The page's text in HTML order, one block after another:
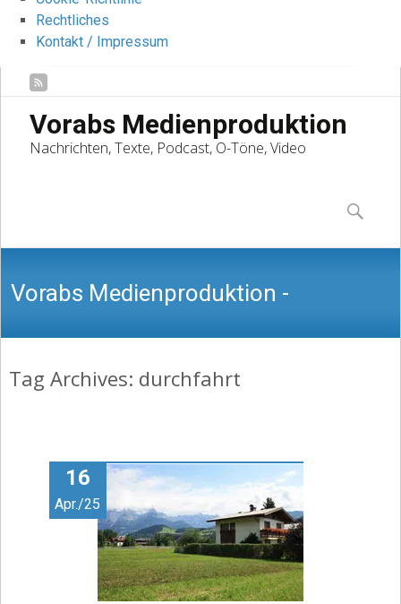
Rechtliches
Kontakt / Impressum
Vorabs Medienproduktion
Nachrichten, Texte, Podcast, O-Töne, Video
content
Suchen
nach:
Vorabs Medienproduktion -
Nachrichten, Texte, Podcast, O-Töne,
Video
Tag Archives: durchfahrt
16
Apr./25